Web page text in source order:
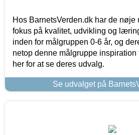
Hos BarnetsVerden.dk har de nøje
fokus på kvalitet, udvikling og
inden for målgruppen 0-6 år, og
netop denne målgruppe
her for at se deres udvalg.
Se udvalget på